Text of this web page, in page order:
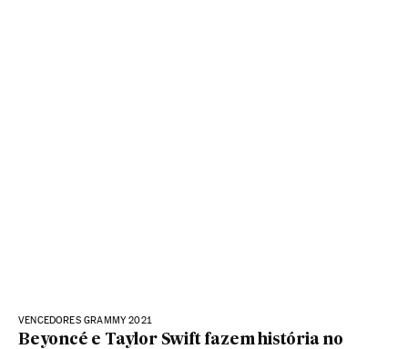
VENCEDORES GRAMMY 2021
Beyoncé e Taylor Swift fazem história no